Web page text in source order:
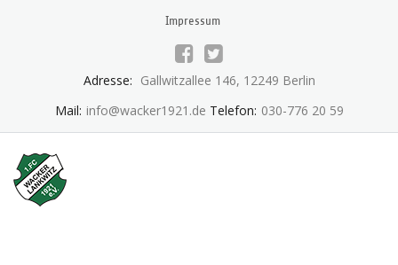
Impressum
Adresse: Gallwitzallee 146, 12249 Berlin
Mail: info@wacker1921.de Telefon: 030-776 20 59